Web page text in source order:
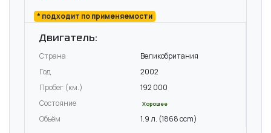
* подходит по применяемости
Двигатель:
Страна
Великобритания
Год
2002
Пробег (км.)
192 000
Состояние
Хорошее
Объём 1.9 л. (1868 ccm)